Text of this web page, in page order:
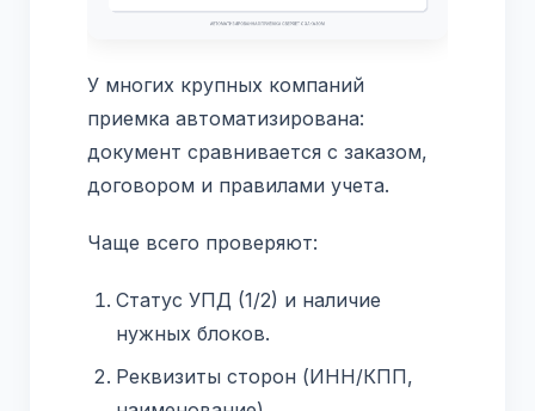
У многих крупных компаний
приемка автоматизирована:
документ сравнивается с заказом,
договором и правилами учета.
Чаще всего проверяют:
Статус УПД (1/2) и наличие
нужных блоков.
Реквизиты сторон (ИНН/КПП,